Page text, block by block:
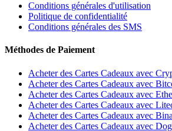
Conditions générales d'utilisation
Politique de confidentialité
Conditions générales des SMS
Méthodes de Paiement
Acheter des Cartes Cadeaux avec
Acheter des Cartes Cadeaux avec
Acheter des Cartes Cadeaux avec
Acheter des Cartes Cadeaux avec
Acheter des Cartes Cadeaux avec
Acheter des Cartes Cadeaux avec